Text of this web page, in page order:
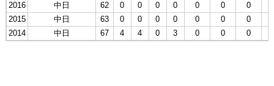
2016
中日 62 0 0 0 0 0 0 0
2015
中日 63 0 0 0 0 0 0 0
2014
中日 67 4 4 0 3 0 0 0